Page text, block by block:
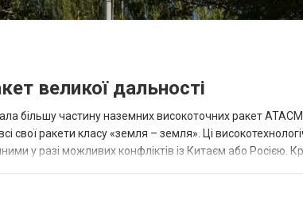
великої дальності
більшу частину наземних високоточних ракет
ракети класу «земля – земля». Ці
у разі можливих конфліктів із Китаєм або Росією.